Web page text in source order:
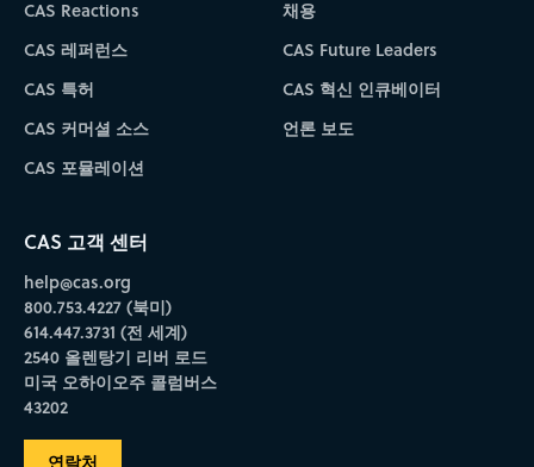
CAS Reactions
CAS 레퍼런스
CAS 특허
CAS 커머셜 소스
CAS 포뮬레이션
채용
CAS Future Leaders
CAS 혁신 인큐베이터
언론 보도
CAS 고객 센터
help@cas.org
800.753.4227 (북미)
614.447.3731 (전 세계)
2540 올렌탕기 리버 로드
미국 오하이오주 콜럼버스
43202
연락처